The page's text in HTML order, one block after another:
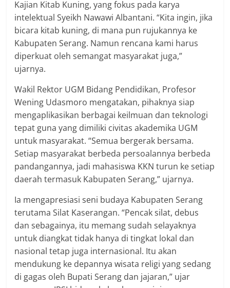
Kajian Kitab Kuning, yang fokus pada karya
intelektual Syeikh Nawawi Albantani. “Kita ingin, jika
bicara kitab kuning, di mana pun rujukannya ke
Kabupaten Serang. Namun rencana kami harus
diperkuat oleh semangat masyarakat juga,”
ujarnya.
Wakil Rektor UGM Bidang Pendidikan, Profesor
Wening Udasmoro mengatakan, pihaknya siap
mengaplikasikan berbagai keilmuan dan teknologi
tepat guna yang dimiliki civitas akademika UGM
untuk masyarakat. “Semua bergerak bersama.
Setiap masyarakat berbeda persoalannya berbeda
pandangannya, jadi mahasiswa KKN turun ke setiap
daerah termasuk Kabupaten Serang,” ujarnya.
Ia mengapresiasi seni budaya Kabupaten Serang
terutama Silat Kaserangan. “Pencak silat, debus
dan sebagainya, itu memang sudah selayaknya
untuk diangkat tidak hanya di tingkat lokal dan
nasional tetap juga internasional. Itu akan
mendukung ke depannya wisata religi yang sedang
di gagas oleh Bupati Serang dan jajaran,” ujar